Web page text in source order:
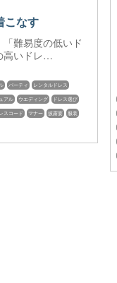
こなす
「難易度の低いド
高いドレ…
パーティ レンタルドレス
アル ウエディング ドレス選び
スコード マナー 披露宴 服装